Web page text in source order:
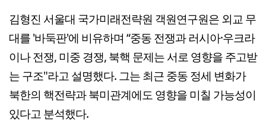
김형진 서울대 국가미래전략원 객원연구원은 외교 무
대를 '바둑판'에 비유하며 “중동 전쟁과 러시아·우크라
이나 전쟁, 미중 경쟁, 북핵 문제는 서로 영향을 주고받
는 구조"라고 설명했다. 그는 최근 중동 정세 변화가
북한의 핵전략과 북미관계에도 영향을 미칠 가능성이
있다고 분석했다.